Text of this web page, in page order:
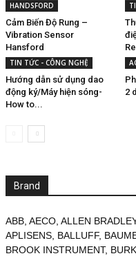
HANDSFORD
Cảm Biến Độ Rung –
Vibration Sensor
Hansford
TIN TỨC - CÔNG NGHỆ
Hướng dẫn sử dụng dao
động ký/Máy hiện sóng-
How to...
2
Brand
ABB AECO ALLEN BRADLEY
APLISENS BALLUFF,
BROOK INSTRUMENT,